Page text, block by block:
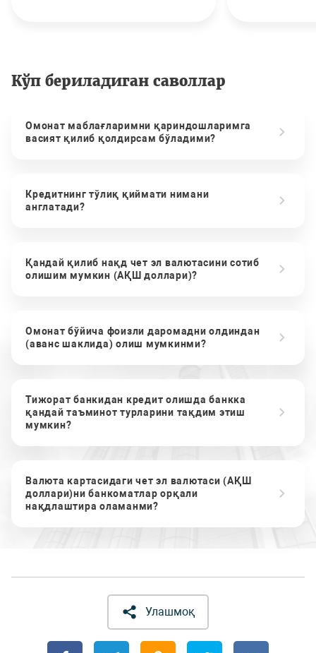
Кўп бериладиган саволлар
Омонат маблағларимни қариндошларимга
васият қилиб қолдирсам бўладими?
Кредитнинг тўлиқ қиймати нимани
англатади?
Қандай қилиб нақд чет эл валютасини сотиб
олишим мумкин (АҚШ доллари)?
Омонат бўйича фоизли даромадни олдиндан
(аванс шаклида) олиш мумкинми?
Тижорат банкидан кредит олишда банкка
қандай таъминот турларини тақдим этиш
мумкин?
Валюта картасидаги чет эл валютаси (АҚШ
доллари)ни банкоматлар орқали
нақдлаштира оламанми?
Улашмоқ